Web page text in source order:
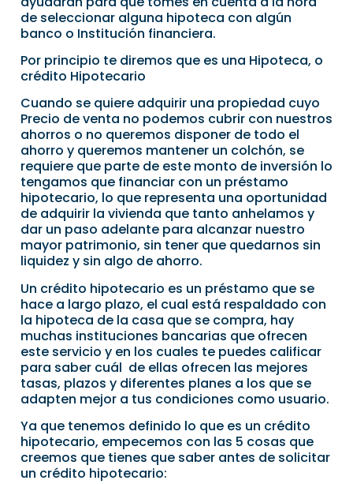
de seleccionar alguna hipoteca con algún
banco o Institución financiera.
Por principio te diremos que es una Hipoteca, o
crédito Hipotecario
Cuando se quiere adquirir una propiedad cuyo
Precio de venta no podemos cubrir con nuestros
ahorros o no queremos disponer de todo el
ahorro y queremos mantener un colchón, se
requiere que parte de este monto de inversión lo
tengamos que financiar con un préstamo
hipotecario, lo que representa una oportunidad
de adquirir la vivienda que tanto anhelamos y
dar un paso adelante para alcanzar nuestro
mayor patrimonio, sin tener que quedarnos sin
liquidez y sin algo de ahorro.
Un crédito hipotecario es un préstamo que se
hace a largo plazo, el cual está respaldado con
la hipoteca de la casa que se compra, hay
muchas instituciones bancarias que ofrecen
este servicio y en los cuales te puedes calificar
para saber cuál de ellas ofrecen las mejores
tasas, plazos y diferentes planes a los que se
adapten mejor a tus condiciones como usuario.
Ya que tenemos definido lo que es un crédito
hipotecario, empecemos con las 5 cosas que
creemos que tienes que saber antes de solicitar
un crédito hipotecario: